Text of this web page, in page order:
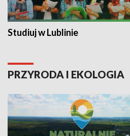
Studiuj w Lublinie
PRZYRODA I EKOLOGIA